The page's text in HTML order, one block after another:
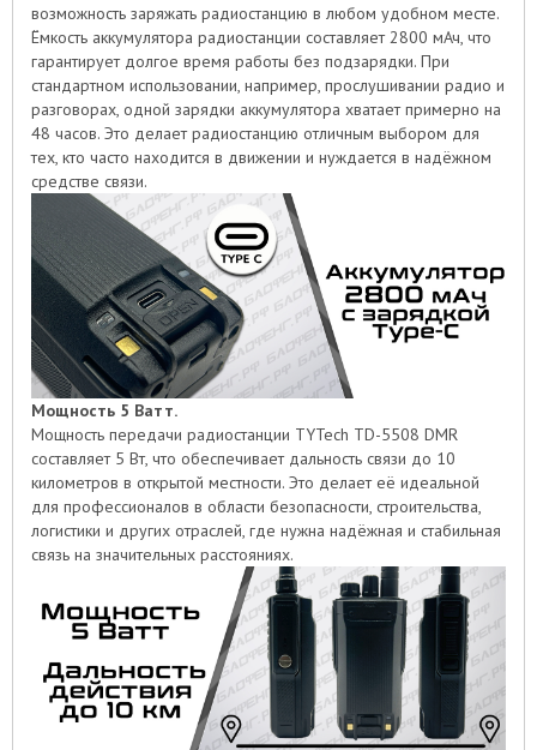
возможность заряжать радиостанцию в любом удобном месте.
Ёмкость аккумулятора радиостанции составляет 2800 мАч, что
гарантирует долгое время работы без подзарядки. При
стандартном использовании, например, прослушивании радио и
разговорах, одной зарядки аккумулятора хватает примерно на
48 часов. Это делает радиостанцию отличным выбором для
тех, кто часто находится в движении и нуждается в надёжном
средстве связи.
Мощность 5 Ватт.
Мощность передачи радиостанции TYTech TD-5508 DMR
составляет 5 Вт, что обеспечивает дальность связи до 10
километров в открытой местности. Это делает её идеальной
для профессионалов в области безопасности, строительства,
логистики и других отраслей, где нужна надёжная и стабильная
связь на значительных расстояниях.